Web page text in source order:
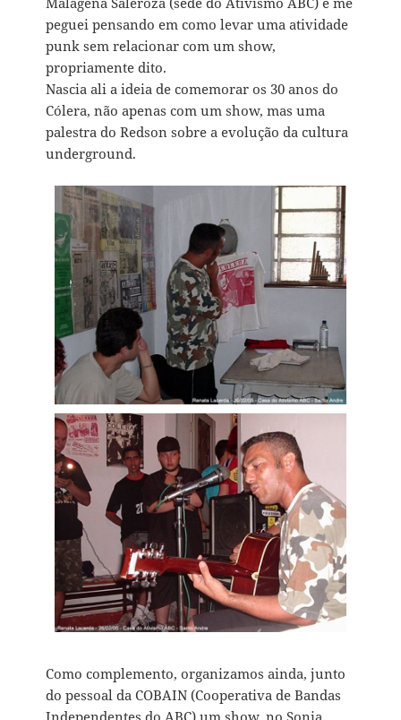
peguei pensando em como levar uma atividade
punk sem relacionar com um show,
propriamente dito.
Nascia ali a ideia de comemorar os 30 anos do
Cólera, não apenas com um show, mas uma
palestra do Redson sobre a evolução da cultura
underground.
Como complemento, organizamos ainda, junto
do pessoal da COBAIN (Cooperativa de Bandas
Independentes do ABC) um show, no Sonia